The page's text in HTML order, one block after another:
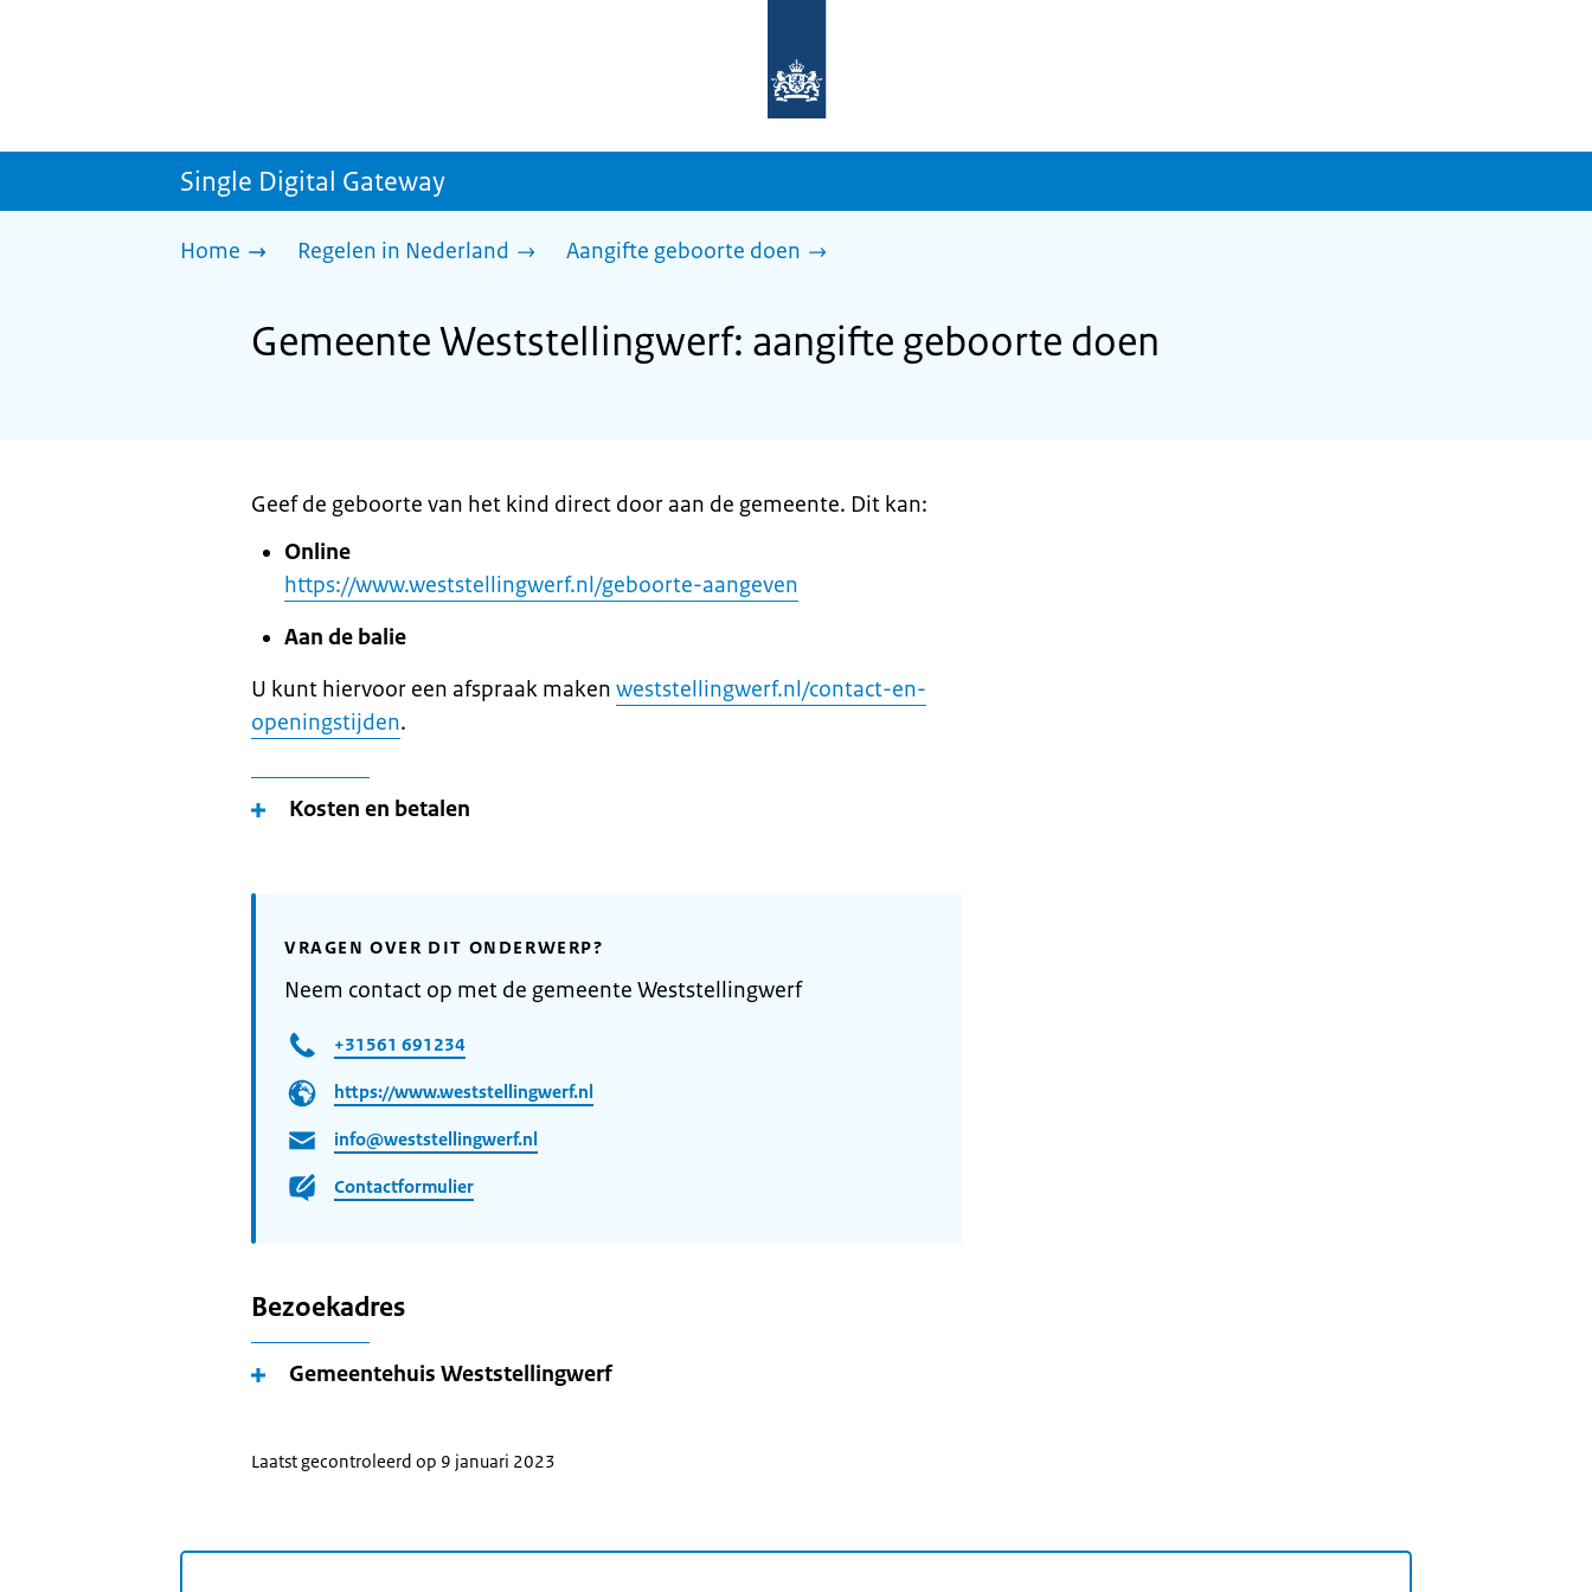
homepage
sdg.rijksoverheid.nl
Single Digital Gateway
Home Regelen in Nederland Aangifte geboorte doen
Gemeente Weststellingwerf: aangifte geboorte doen
Geef de geboorte van het kind direct door aan de gemeente. Dit kan:
Online
https://www.weststellingwerf.nl/geboorte-aangeven
Aan de balie
U kunt hiervoor een afspraak maken weststellingwerf.nl/contact-en-
openingstijden.
Kosten en betalen
VRAGEN OVER DIT ONDERWERP?
Neem contact op met de gemeente Weststellingwerf
+31561 691234
https://www.weststellingwerf.nl
info@weststellingwerf.nl
Contactformulier
Bezoekadres
Gemeentehuis Weststellingwerf
Laatst gecontroleerd op 9 januari 2023